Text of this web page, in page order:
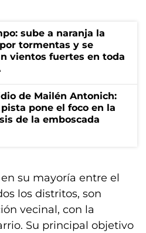
sube a naranja la
tormentas y se
vientos fuertes en toda
de Mailén Antonich:
pone el foco en la
de la emboscada
su mayoría entre el
los distritos, son
vecinal, con la
Su principal objetivo